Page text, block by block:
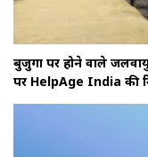
बुजुर्गों पर होने वाले
पर HelpAge India की